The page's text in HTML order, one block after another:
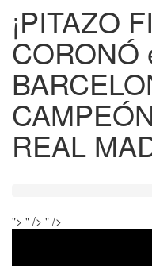
¡PITAZO
CORONÓ
REAL
"> " /> " />